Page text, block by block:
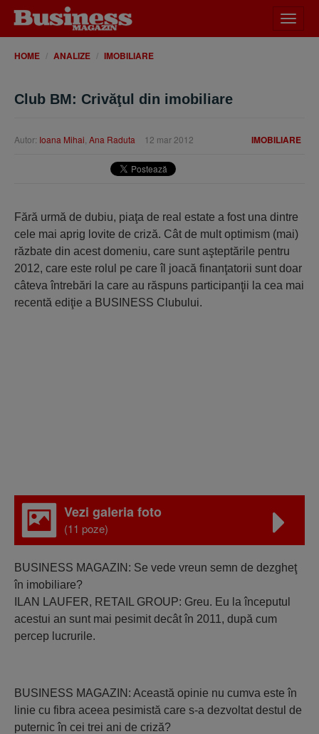
meniu
HOME ANALIZE IMOBILIARE
Club BM: Crivăţul din imobiliare
IMOBILIARE
Autor: Ioana Mihai Ana Raduta 12 mar 2012
Fără urmă de dubiu, piaţa de real estate a fost una dintre
cele mai aprig lovite de criză. Cât de mult optimism (mai)
răzbate din acest domeniu, care sunt aşteptările pentru
2012, care este rolul pe care îl joacă finanţatorii sunt doar
câteva întrebări la care au răspuns participanţii la cea mai
recentă ediţie a BUSINESS Clubului.
Vezi galeria foto
(11 poze)
BUSINESS MAGAZIN: Se vede vreun semn de dezgheţ
în imobiliare?
ILAN LAUFER, RETAIL GROUP: Greu. Eu la începutul
acestui an sunt mai pesimit decât în 2011, după cum
percep lucrurile.
BUSINESS MAGAZIN: Această opinie nu cumva este în
linie cu fibra aceea pesimistă care s-a dezvoltat destul de
puternic în cei trei ani de criză?